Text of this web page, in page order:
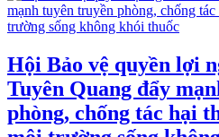
Hội Bảo vệ quyền lợi
Tuyên Quang đẩy
phòng, chống tác hại